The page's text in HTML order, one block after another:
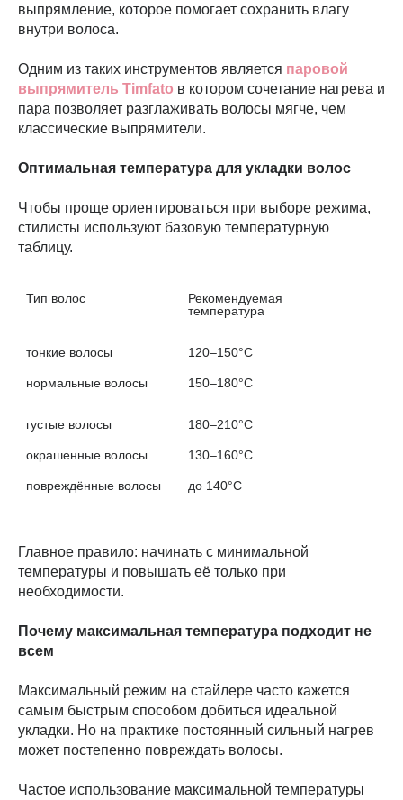
выпрямление, которое помогает сохранить влагу
внутри волоса.
Одним из таких инструментов является паровой
выпрямитель Timfato в котором сочетание нагрева и
пара позволяет разглаживать волосы мягче, чем
классические выпрямители.
Оптимальная температура для укладки волос
Чтобы проще ориентироваться при выборе режима,
стилисты используют базовую температурную
таблицу.
Тип волос
Рекомендуемая
температура
тонкие волосы 120–150°C
нормальные волосы 150–180°C
густые волосы 180–210°C
окрашенные волосы 130–160°C
повреждённые волосы до 140°C
Главное правило: начинать с минимальной
температуры и повышать её только при
необходимости.
Почему максимальная температура подходит не
всем
Максимальный режим на стайлере часто кажется
самым быстрым способом добиться идеальной
укладки. Но на практике постоянный сильный нагрев
может постепенно повреждать волосы.
Частое использование максимальной температуры